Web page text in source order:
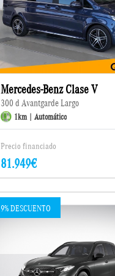
Mercedes-Benz Clase V
300 d Avantgarde Largo
1km | Automático
Precio financiado
81.949€
9% DESCUENTO